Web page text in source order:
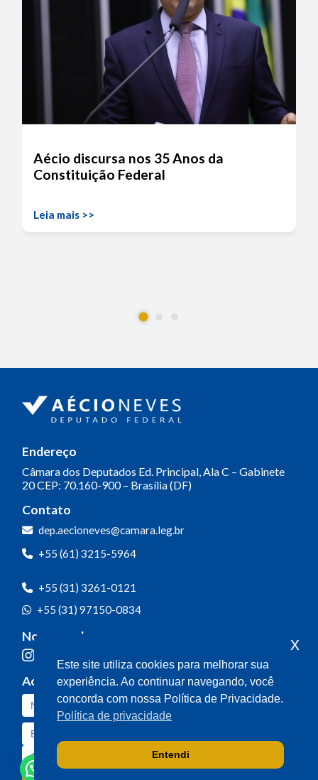
Aécio discursa nos 35 Anos da
Constituição Federal
Leia mais >>
Endereço
Câmara dos Deputados Ed. Principal, Ala C – Gabinete
20CEP: 70.160-900 – Brasília (DF)
Contato
dep.aecioneves@camara.leg.br
+55 (61) 3215-5964
+55 (31) 3261-0121
+55 (31) 97150-0834
Nossas redes
Acompanhe o meu mandato
Este site utiliza cookies para melhorar sua
experiência. Ao continuar navegando, você
concorda com nossa Política de Privacidade.
Política de privacidade
Entendi
x